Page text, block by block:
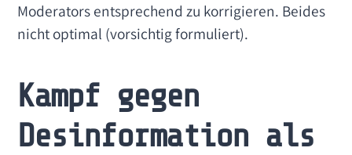
Moderators entsprechend zu korrigieren. Beides
nicht optimal (vorsichtig formuliert).
Kampf gegen
Desinformation als